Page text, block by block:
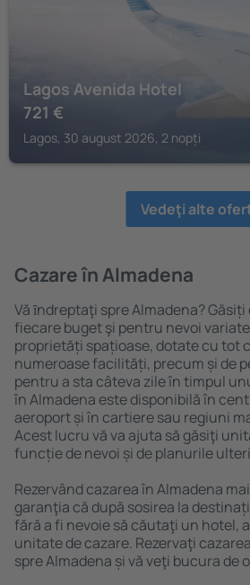
Lagos Avenida Hotel
721 €
Lagos, 30 august 2026, 2 nopți
Vedeţi alte
Cazare în Almadena
Vă ȋndreptaţi spre Almadena?
fiecare buget şi pentru nevoi
proprietăți spațioase, dotate cu tot
numeroase facilități, precum și de
pentru a sta câteva zile în timpul
în Almadena este disponibilă în
aeroport și în cartiere sau regiuni
Acest lucru vă va ajuta să găsiţi
funcție de nevoi și de planurile
Rezervând cazarea în Almadena
garanţia că după sosirea la
fără a fi nevoie să căutaţi un hotel,
unitate de cazare. Rezervaţi
spre Almadena și vă veţi bucura de